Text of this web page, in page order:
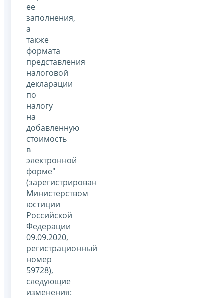
ее
заполнения,
а
также
формата
представления
налоговой
декларации
по
налогу
на
добавленную
стоимость
в
электронной
форме"
(зарегистрирован
Министерством
юстиции
Российской
Федерации
09.09.2020,
регистрационный
номер
59728),
следующие
изменения: